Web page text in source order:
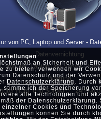
an Sicherheit und
zu bieten, verwenden wir
Datenschutz und der
Datenschutzerklärung . Durch
, stimme ich der Speicherung
alle Technologien und
der Datenschutzerklärung.
einzelner Cookies und
können Sie durch
von PC, Laptop und Server -
Datenvernichtung
Laptop und Server -
Wartung
Hard- und Software - 24h
PC